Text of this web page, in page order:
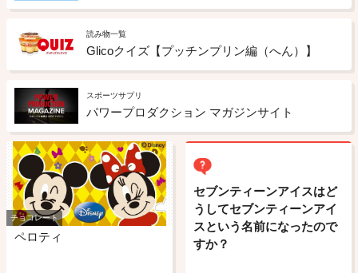
読み物一覧
Glicoクイズ【プッチンプリン編（へん）】
スポーツサプリ
パワープロダクション マガジンサイト
チョコレート
ペロティ
セブンティーンアイスはど
うしてセブンティーンアイ
スという名前になったので
すか？